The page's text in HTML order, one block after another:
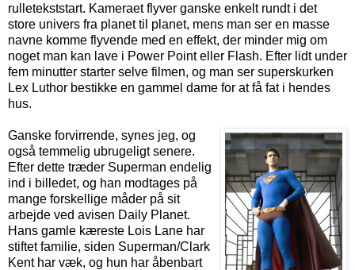
rulletekststart. Kameraet flyver ganske enkelt rundt i det
store univers fra planet til planet, mens man ser en masse
navne komme flyvende med en effekt, der minder mig om
noget man kan lave i Power Point eller Flash. Efter lidt under
fem minutter starter selve filmen, og man ser superskurken
Lex Luthor bestikke en gammel dame for at få fat i hendes
hus.
Ganske forvirrende, synes jeg, og
også temmelig ubrugeligt senere.
Efter dette træder Superman endelig
ind i billedet, og han modtages på
mange forskellige måder på sit
arbejde ved avisen Daily Planet.
Hans gamle kæreste Lois Lane har
stiftet familie, siden Superman/Clark
Kent har væk, og hun har åbenbart